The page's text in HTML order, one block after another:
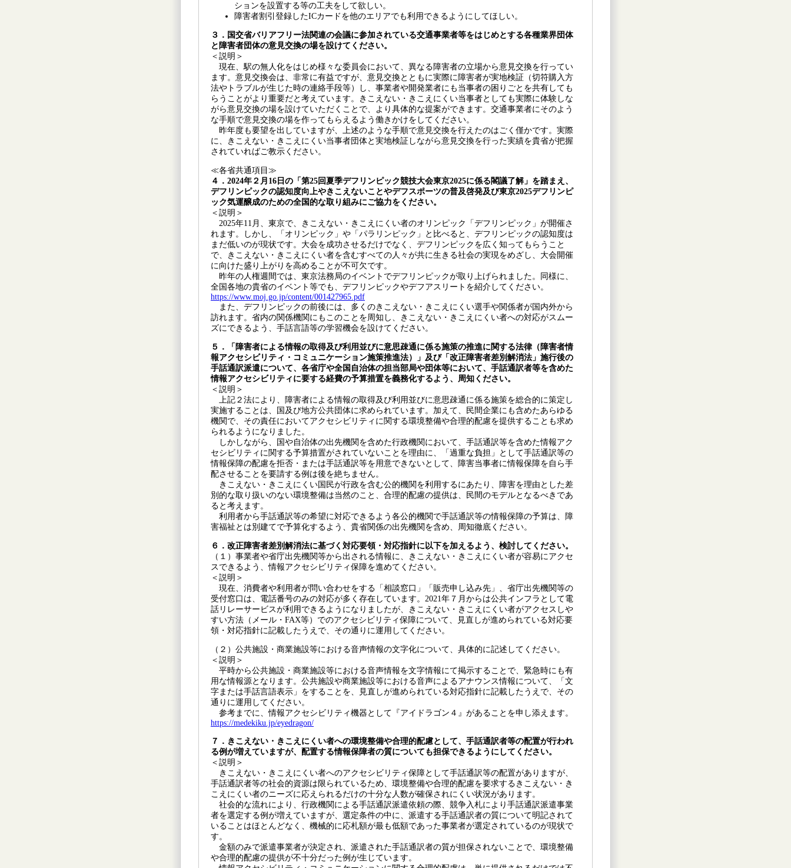
ションを設置する等の工夫をして欲しい。
障害者割引登録したICカードを他のエリアでも利用できるようにしてほしい。
３．国交省バリアフリー法関連の会議に参加されている交通事業者等をはじめとする各種業界団体
と障害者団体の意見交換の場を設けてください。
＜説明＞
現在、駅の無人化をはじめ様々な委員会において、異なる障害者の立場から意見交換を行ってい
ます。意見交換会は、非常に有益ですが、意見交換とともに実際に障害者が実地検証（切符購入方
法やトラブルが生じた時の連絡手段等）し、事業者や開発業者にも当事者の困りごとを共有しても
らうことがより重要だと考えています。きこえない・きこえにくい当事者としても実際に体験しな
がら意見交換の場を設けていただくことで、より具体的な提案ができます。交通事業者にそのよう
な手順で意見交換の場を作ってもらえるよう働きかけをしてください。
昨年度も要望を出していますが、上述のような手順で意見交換を行えたのはごく僅かです。実際
に、きこえない・きこえにくい当事者団体と実地検証しながら意見交換を行った実績を貴省が把握
されていればご教示ください。
≪各省共通項目≫
４．2024年２月16日の「第25回夏季デフリンピック競技大会東京2025に係る閣議了解」を踏まえ、
デフリンピックの認知度向上やきこえないことやデフスポーツの普及啓発及び東京2025デフリンピ
ック気運醸成のための全国的な取り組みにご協力をください。
＜説明＞
2025年11月、東京で、きこえない・きこえにくい者のオリンピック「デフリンピック」が開催さ
れます。しかし、「オリンピック」や「パラリンピック」と比べると、デフリンピックの認知度は
まだ低いのが現状です。大会を成功させるだけでなく、デフリンピックを広く知ってもらうこと
で、きこえない・きこえにくい者を含むすべての人々が共に生きる社会の実現をめざし、大会開催
に向けた盛り上がりを高めることが不可欠です。
昨年の人権週間では、東京法務局のイベントでデフリンピックが取り上げられました。同様に、
全国各地の貴省のイベント等でも、デフリンピックやデフアスリートを紹介してください。
https://www.moj.go.jp/content/001427965.pdf
また、デフリンピックの前後には、多くのきこえない・きこえにくい選手や関係者が国内外から
訪れます。省内の関係機関にもこのことを周知し、きこえない・きこえにくい者への対応がスムー
ズにできるよう、手話言語等の学習機会を設けてください。
５．「障害者による情報の取得及び利用並びに意思疎通に係る施策の推進に関する法律（障害者情
報アクセシビリティ・コミュニケーション施策推進法）」及び「改正障害者差別解消法」施行後の
手話通訳派遣について、各省庁や全国自治体の担当部局や団体等において、手話通訳者等を含めた
情報アクセシビリティに要する経費の予算措置を義務化するよう、周知ください。
＜説明＞
上記２法により、障害者による情報の取得及び利用並びに意思疎通に係る施策を総合的に策定し
実施することは、国及び地方公共団体に求められています。加えて、民間企業にも含めたあらゆる
機関で、その責任においてアクセシビリティに関する環境整備や合理的配慮を提供することも求め
られるようになりました。
しかしながら、国や自治体の出先機関を含めた行政機関において、手話通訳等を含めた情報アク
セシビリティに関する予算措置がされていないことを理由に、「過重な負担」として手話通訳等の
情報保障の配慮を拒否・または手話通訳等を用意できないとして、障害当事者に情報保障を自ら手
配させることを要請する例は後を絶ちません。
きこえない・きこえにくい国民が行政を含む公的機関を利用するにあたり、障害を理由とした差
別的な取り扱いのない環境整備は当然のこと、合理的配慮の提供は、民間のモデルとなるべきであ
ると考えます。
利用者から手話通訳等の希望に対応できるよう各公的機関で手話通訳等の情報保障の予算は、障
害福祉とは別建てで予算化するよう、貴省関係の出先機関を含め、周知徹底ください。
６．改正障害者差別解消法に基づく対応要領・対応指針に以下を加えるよう、検討してください。
（１）事業者や省庁出先機関等から出される情報に、きこえない・きこえにくい者が容易にアクセ
スできるよう、情報アクセシビリティ保障を進めてください。
＜説明＞
現在、消費者や利用者が問い合わせをする「相談窓口」「販売申し込み先」、省庁出先機関等の
受付窓口は、電話番号のみの対応が多く存在しています。2021年７月からは公共インフラとして電
話リレーサービスが利用できるようになりましたが、きこえない・きこえにくい者がアクセスしや
すい方法（メール・FAX等）でのアクセシビリティ保障について、見直しが進められている対応要
領・対応指針に記載したうえで、その通りに運用してください。
（２）公共施設・商業施設等における音声情報の文字化について、具体的に記述してください。
＜説明＞
平時から公共施設・商業施設等における音声情報を文字情報にて掲示することで、緊急時にも有
用な情報源となります。公共施設や商業施設等における音声によるアナウンス情報について、「文
字または手話言語表示」をすることを、見直しが進められている対応指針に記載したうえで、その
通りに運用してください。
参考までに、情報アクセシビリティ機器として『アイドラゴン４』があることを申し添えます。
https://medekiku.jp/eyedragon/
７．きこえない・きこえにくい者への環境整備や合理的配慮として、手話通訳者等の配置が行われ
る例が増えていますが、配置する情報保障者の質についても担保できるようにしてください。
＜説明＞
きこえない・きこえにくい者へのアクセシビリティ保障として手話通訳等の配置がありますが、
手話通訳者等の社会的資源は限られているため、環境整備や合理的配慮を要求するきこえない・き
こえにくい者のニーズに応えられるだけの十分な人数が確保されにくい状況があります。
社会的な流れにより、行政機関による手話通訳派遣依頼の際、競争入札により手話通訳派遣事業
者を選定する例が増えていますが、選定条件の中に、派遣する手話通訳者の質について明記されて
いることはほとんどなく、機械的に応札額が最も低額であった事業者が選定されているのが現状で
す。
金額のみで派遣事業者が決定され、派遣された手話通訳者の質が担保されないことで、環境整備
や合理的配慮の提供が不十分だった例が生じています。